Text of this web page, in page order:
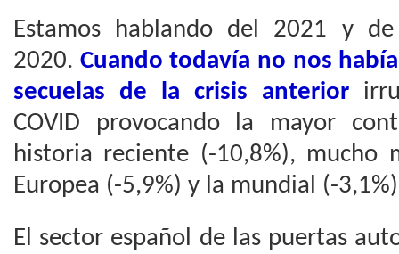
Estamos hablando del 2021 y de
2020. Cuando todavía no nos
secuelas de la crisis anterior
COVID provocando la mayor
historia reciente (-10,8%), mucho
Europea (-5,9%) y la mundial (-
El sector español de las puertas